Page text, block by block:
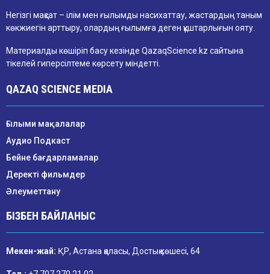
Негізгі мақсат – ілім мен ғылымды насихаттау, жастардың таным
көкжиегін арттыру, олардың ғылымға деген құштарлығын ояту.
Материалды көшіріп басу кезінде QazaqScience.kz сайтына
тікелей гиперсілтеме көрсету міндетті.
QAZAQ SCIENCE MEDIA
Ғылыми мақалалар
Аудио Подкаст
Бейне бағдарламалар
Деректі фильмдер
Әлеуметтану
БІЗБЕН БАЙЛАНЫС
Мекен-жай: ҚР, Астана қаласы, Достық көшесі, 64